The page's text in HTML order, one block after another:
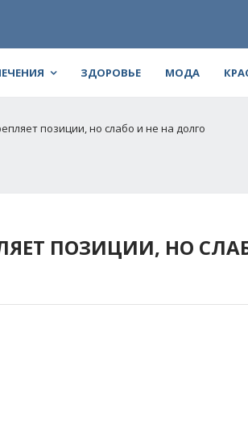
ЗДОРОВЬЕ МОДА
позиции, но слабо и не на долго
ПОЗИЦИИ, НО